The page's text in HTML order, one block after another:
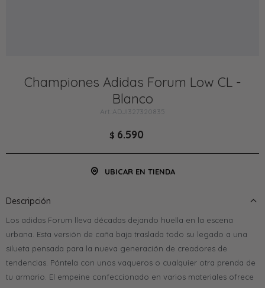
Championes Adidas Forum Low CL -
Blanco
ADJI327320835
$ 6.590
UBICAR EN TIENDA
Descripción
Los adidas Forum lleva décadas dejando huella en la escena
urbana. Esta versión de caña baja traslada todo su legado a una
silueta pensada para la nueva generación de creadores de
tendencias. Póntela con unos vaqueros o cualquier otra prenda de
tu armario. El empeine confeccionado en varios materiales ofrece